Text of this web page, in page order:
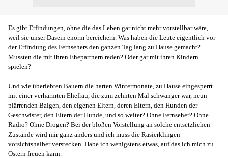
Es gibt Erfindungen, ohne die das Leben gar nicht mehr vorstellbar wäre,
weil sie unser Dasein enorm bereichern. Was haben die Leute eigentlich vor
der Erfindung des Fernsehers den ganzen Tag lang zu Hause gemacht?
Mussten die mit ihren Ehepartnern reden? Oder gar mit ihren Kindern
spielen?
Und wie überlebten Bauern die harten Wintermonate, zu Hause eingesperrt
mit einer verhärmten Ehefrau, die zum zehnten Mal schwanger war, neun
plärrenden Balgen, den eigenen Eltern, deren Eltern, den Hunden der
Geschwister, den Eltern der Hunde, und so weiter? Ohne Fernseher? Ohne
Radio? Ohne Drogen? Bei der bloßen Vorstellung an solche entsetzlichen
Zustände wird mir ganz anders und ich muss die Rasierklingen
vorsichtshalber verstecken. Habe ich wenigstens etwas, auf das ich mich zu
Ostern freuen kann.